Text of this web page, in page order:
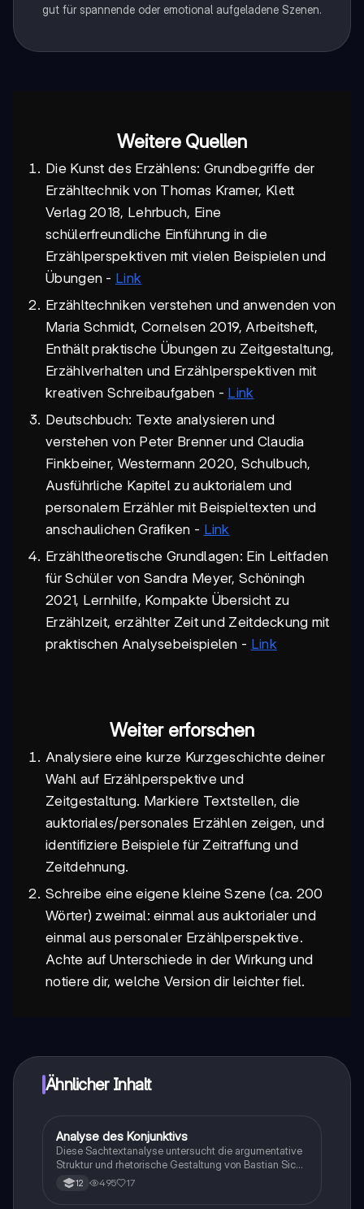
gut für spannende oder emotional aufgeladene Szenen.
Weitere Quellen
Die Kunst des Erzählens: Grundbegriffe der
Erzähltechnik von Thomas Kramer, Klett
Verlag 2018, Lehrbuch, Eine
schülerfreundliche Einführung in die
Erzählperspektiven mit vielen Beispielen und
Übungen - Link
Erzähltechniken verstehen und anwenden von
Maria Schmidt, Cornelsen 2019, Arbeitsheft,
Enthält praktische Übungen zu Zeitgestaltung,
Erzählverhalten und Erzählperspektiven mit
kreativen Schreibaufgaben - Link
Deutschbuch: Texte analysieren und
verstehen von Peter Brenner und Claudia
Finkbeiner, Westermann 2020, Schulbuch,
Ausführliche Kapitel zu auktorialem und
personalem Erzähler mit Beispieltexten und
anschaulichen Grafiken - Link
Erzähltheoretische Grundlagen: Ein Leitfaden
für Schüler von Sandra Meyer, Schöningh
2021, Lernhilfe, Kompakte Übersicht zu
Erzählzeit, erzählter Zeit und Zeitdeckung mit
praktischen Analysebeispielen - Link
Weiter erforschen
Analysiere eine kurze Kurzgeschichte deiner
Wahl auf Erzählperspektive und
Zeitgestaltung. Markiere Textstellen, die
auktoriales/personales Erzählen zeigen, und
identifiziere Beispiele für Zeitraffung und
Zeitdehnung.
Schreibe eine eigene kleine Szene (ca. 200
Wörter) zweimal: einmal aus auktorialer und
einmal aus personaler Erzählperspektive.
Achte auf Unterschiede in der Wirkung und
notiere dir, welche Version dir leichter fiel.
Ähnlicher Inhalt
Deutsch
Analyse des Konjunktivs
Diese Sachtextanalyse untersucht die argumentative
Struktur und rhetorische Gestaltung von Bastian Sicks
'Zwiebelfisch - Der traurige Konjunktiv'. Der Text wird
in fünf Sinnabschnitte gegliedert, die die Bedeutung
12 495 17